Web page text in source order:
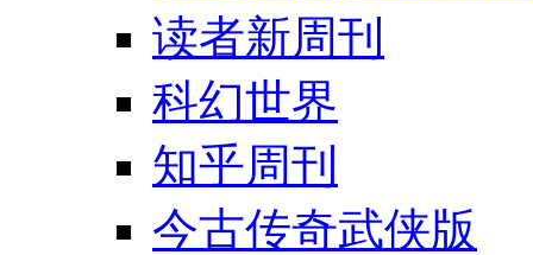
读者新周刊
科幻世界
知乎周刊
今古传奇武侠版